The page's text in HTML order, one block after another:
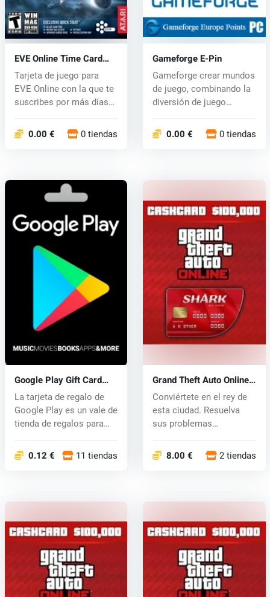
EVE Online Time Card
(PC) CD key
Tarjeta de juego para
EVE Online con la que te
suscribes por más días
0.00 € 0 tiendas
Gameforge E-Pin
Gameforge crear mundos
de juego, combinando la
diversión de juego
0.00 € 0 tiendas
Google Play Gift Card
Code
La tarjeta de regalo de
Google Play es un vale de
tienda de regalos para
0.12 € 11 tiendas
Grand Theft Auto Online
Shark Cash Card (PS4)
key
Conviértete en el rey de
esta ciudad. Resuelva
sus problemas
8.00 € 2 tiendas